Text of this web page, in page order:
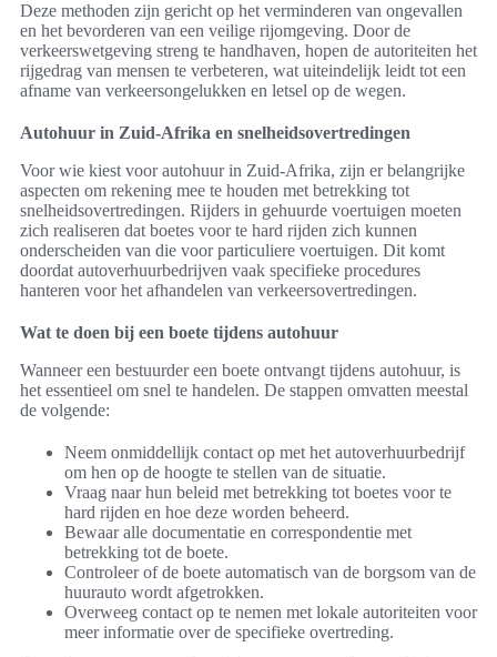
Deze methoden zijn gericht op het verminderen van ongevallen
en het bevorderen van een veilige rijomgeving. Door de
verkeerswetgeving streng te handhaven, hopen de autoriteiten het
rijgedrag van mensen te verbeteren, wat uiteindelijk leidt tot een
afname van verkeersongelukken en letsel op de wegen.
Autohuur in Zuid-Afrika en snelheidsovertredingen
Voor wie kiest voor autohuur in Zuid-Afrika, zijn er belangrijke
aspecten om rekening mee te houden met betrekking tot
snelheidsovertredingen. Rijders in gehuurde voertuigen moeten
zich realiseren dat boetes voor te hard rijden zich kunnen
onderscheiden van die voor particuliere voertuigen. Dit komt
doordat autoverhuurbedrijven vaak specifieke procedures
hanteren voor het afhandelen van verkeersovertredingen.
Wat te doen bij een boete tijdens autohuur
Wanneer een bestuurder een boete ontvangt tijdens autohuur, is
het essentieel om snel te handelen. De stappen omvatten meestal
de volgende:
Neem onmiddellijk contact op met het autoverhuurbedrijf
om hen op de hoogte te stellen van de situatie.
Vraag naar hun beleid met betrekking tot boetes voor te
hard rijden en hoe deze worden beheerd.
Bewaar alle documentatie en correspondentie met
betrekking tot de boete.
Controleer of de boete automatisch van de borgsom van de
huurauto wordt afgetrokken.
Overweeg contact op te nemen met lokale autoriteiten voor
meer informatie over de specifieke overtreding.